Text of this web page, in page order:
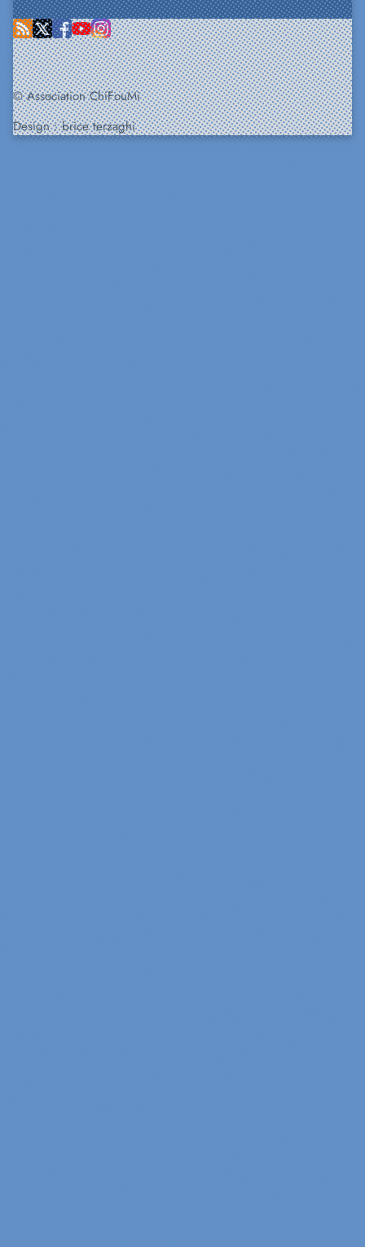
© Association ChiFouMi
Design :brice terzaghi